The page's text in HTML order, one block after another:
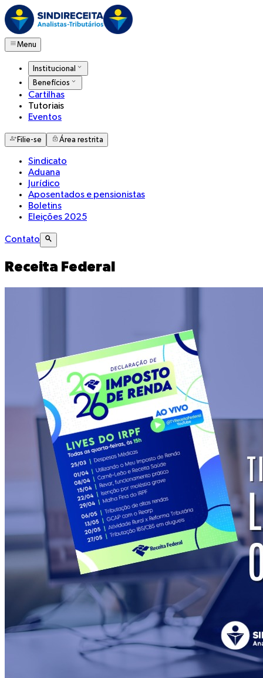
Menu
Institucional
Benefícios
Cartilhas
Tutoriais
Eventos
Filie-se Área restrita
Sindicato
Aduana
Jurídico
Aposentados e pensionistas
Boletins
Eleições 2025
Contato
Receita Federal